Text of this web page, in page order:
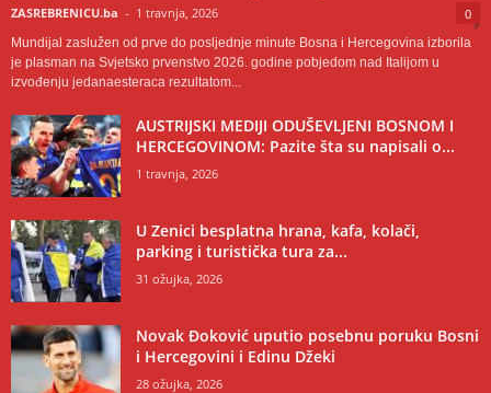
ZASREBRENICU.ba - 1 travnja, 2026 0
Mundijal zaslužen od prve do posljednje minute Bosna i Hercegovina izborila
je plasman na Svjetsko prvenstvo 2026. godine pobjedom nad Italijom u
izvođenju jedanaesteraca rezultatom...
AUSTRIJSKI MEDIJI ODUŠEVLJENI BOSNOM I
HERCEGOVINOM: Pazite šta su napisali o...
1 travnja, 2026
U Zenici besplatna hrana, kafa, kolači,
parking i turistička tura za...
31 ožujka, 2026
Novak Đoković uputio posebnu poruku Bosni
i Hercegovini i Edinu Džeki
28 ožujka, 2026